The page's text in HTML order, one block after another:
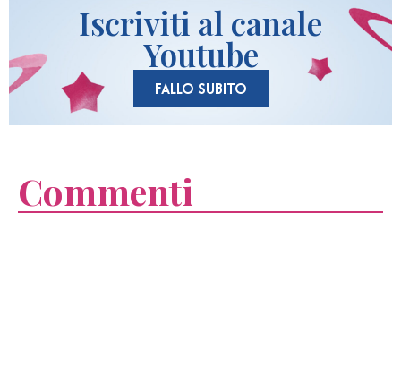
Iscriviti al canale
Youtube
FALLO SUBITO
Commenti